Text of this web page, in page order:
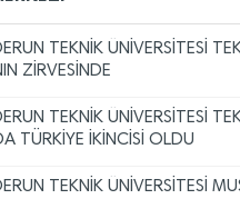
Müzik Programı Özel Yetenek
Alımı
(16.07.2026)
TEKNİK ÜNİVERSİTESİ
ZİRVESİNDE
TEKNİK ÜNİVERSİTESİ
TÜRKİYE İKİNCİSİ OLDU
TEKNİK ÜNİVERSİTESİ